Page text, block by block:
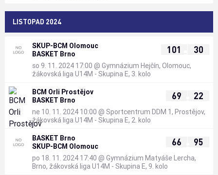
LISTOPAD 2024
SKUP-BCM Olomouc
BASKET Brno
101 30
so 9. 11. 2024 17:00 @ Gymnázium Hejčín, Olomouc,
žákovská liga U14M - Skupina E, 3. kolo
BCM Orli Prostějov
BASKET Brno
69 22
ne 10. 11. 2024 10:00 @ Sportcentrum DDM 1, Prostějov,
žákovská liga U14M - Skupina E, 2. kolo
BASKET Brno
SKUP-BCM Olomouc
66 95
po 18. 11. 2024 17:40 @ Gymnázium Matyáše Lercha,
Brno, žákovská liga U14M - Skupina E, 9. kolo